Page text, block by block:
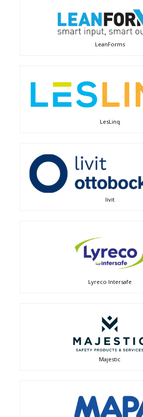
LeanForms
LesLinq
livit
Lyreco Intersafe
Majestic